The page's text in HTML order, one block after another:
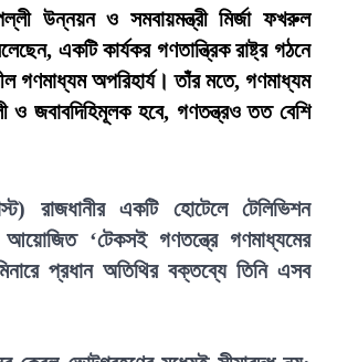
উন্নয়ন ও সমবায়মন্ত্রী মির্জা ফখরুল
একটি কার্যকর গণতান্ত্রিক রাষ্ট্র গঠনে
গণমাধ্যম অপরিহার্য। তাঁর মতে, গণমাধ্যম
ও জবাবদিহিমূলক হবে, গণতন্ত্রও তত বেশি
রাজধানীর একটি হোটেলে টেলিভিশন
আয়োজিত ‘টেকসই গণতন্ত্রে গণমাধ্যমের
প্রধান অতিথির বক্তব্যে তিনি এসব